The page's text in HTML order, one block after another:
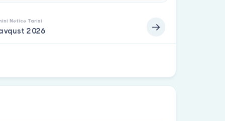
Nəticə Tarixi
2026